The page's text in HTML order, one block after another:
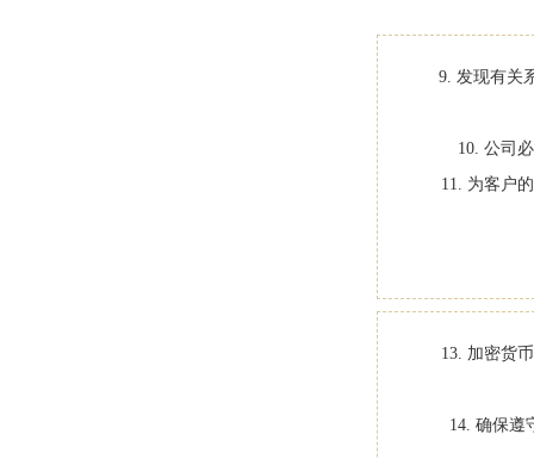
9. 发现有关
10. 公司
11. 为客户
13. 加密货
14. 确保遵